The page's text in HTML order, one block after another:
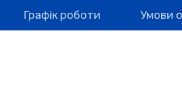
Графік роботи Умови